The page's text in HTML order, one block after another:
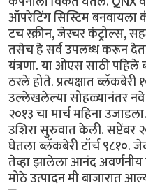
ऑपरेटिंग सिस्टिम
टच स्क्रीन, जेस्चर कंट्रोल्स,
तसेच हे सर्व उपलब्ध करून
यंत्रणा. या ओएस साठी
ठरले होते. प्रत्यक्षात
उल्लेखलेल्या सोहळ्यानंतर नवे
२०१३ चा मार्च महिना
उशिरा सुरुवात केली. सप्टेंबर
घेतला ब्लॅकबेरी टॉर्च ९८१०.
तेव्हा झालेला आनंद
मोठे उत्पादन मी बाजारात